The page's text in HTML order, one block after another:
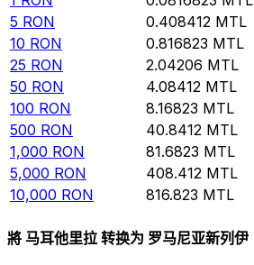
5 RON 0.408412 MTL
10 RON 0.816823 MTL
25 RON 2.04206 MTL
50 RON 4.08412 MTL
100 RON 8.16823 MTL
500 RON 40.8412 MTL
1,000 RON 81.6823 MTL
5,000 RON 408.412 MTL
10,000 RON 816.823 MTL
將 马耳他里拉 转换为 罗马尼亚新列伊